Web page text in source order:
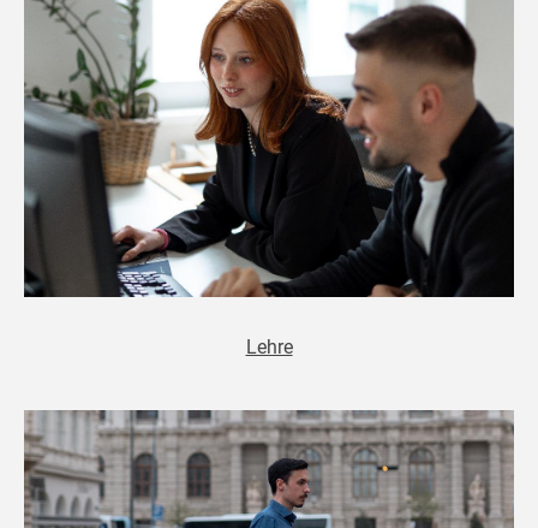
Lehre